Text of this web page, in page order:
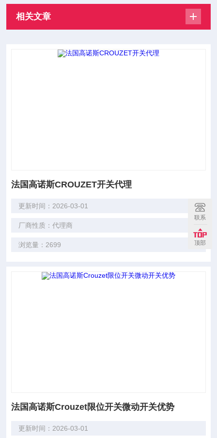
相关文章
法国高诺斯CROUZET开关代理
更新时间：2026-03-01
厂商性质：代理商
浏览量：2699
法国高诺斯Crouzet限位开关微动开关优势
更新时间：2026-03-01
联系
顶部